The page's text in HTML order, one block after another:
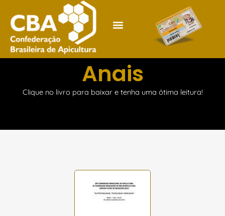
para
conteúdo
Anais
Clique no livro para baixar e tenha uma ótima leitura!